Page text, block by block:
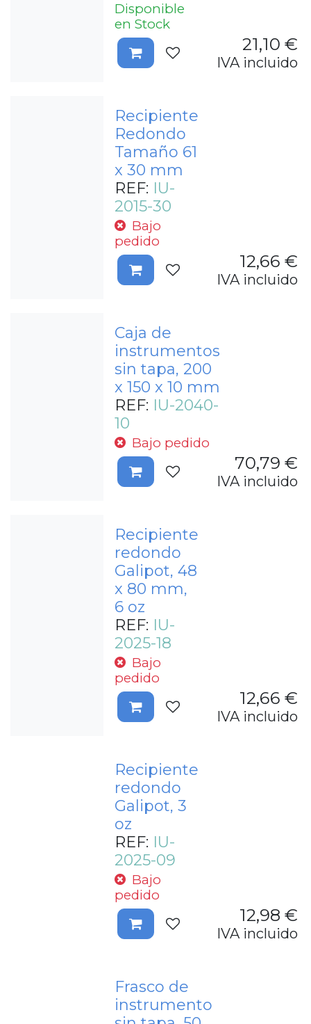
Disponible
en Stock
21,10 €
IVA incluido
Recipiente
Redondo
Tamaño 61
x 30 mm
REF: IU-
2015-30
Bajo
pedido
12,66 €
IVA incluido
Caja de
instrumentos
sin tapa, 200
x 150 x 10 mm
REF: IU-2040-
10
Bajo pedido
70,79 €
IVA incluido
Recipiente
redondo
Galipot, 48
x 80 mm,
6 oz
REF: IU-
2025-18
Bajo
pedido
12,66 €
IVA incluido
Recipiente
redondo
Galipot, 3
oz
REF: IU-
2025-09
Bajo
pedido
12,98 €
IVA incluido
Frasco de
instrumento